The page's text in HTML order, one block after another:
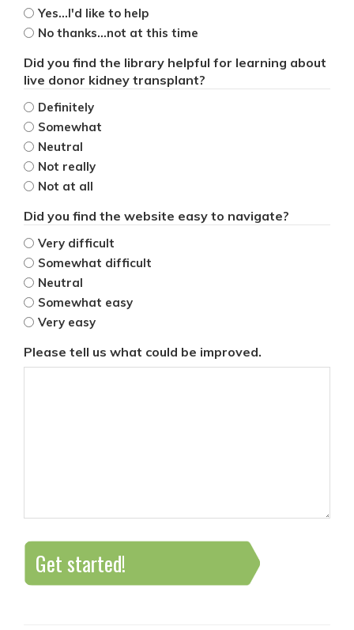
Yes...I'd like to help
No thanks...not at this time
Did you find the library helpful for learning about
live donor kidney transplant?
Definitely
Somewhat
Neutral
Not really
Not at all
Did you find the website easy to navigate?
Very difficult
Somewhat difficult
Neutral
Somewhat easy
Very easy
Please tell us what could be improved.
Get started!